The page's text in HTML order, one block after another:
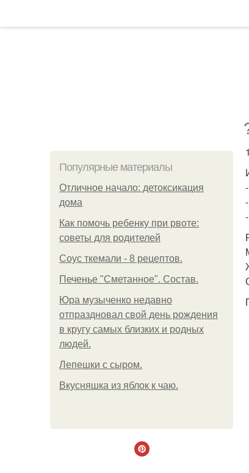
Популярные материалы
Отличное начало: детоксикация
дома
Как помочь ребенку при рвоте:
советы для родителей
Соус ткемали - 8 рецептов.
Печенье "Сметанное". Состав.
Юра музыченко недавно
отпраздновал свой день рождения
в кругу самых близких и родных
людей.
Лепешки с сыром.
Вкусняшка из яблок к чаю.